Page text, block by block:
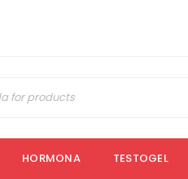
HORMONA TESTOGEL